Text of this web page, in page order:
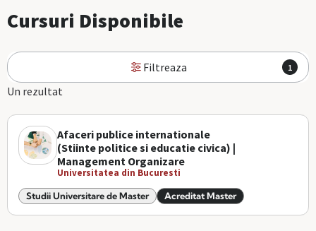
Cursuri Disponibile
Filtreaza 1
Un rezultat
Afaceri publice internationale
(Stiinte politice si educatie civica) |
Management Organizare
Universitatea din Bucuresti
Studii Universitare de Master Acreditat Master